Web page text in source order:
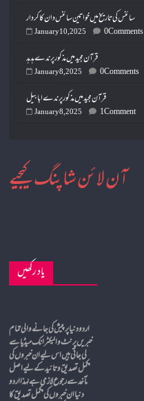
سائنس کی تاریخ میں خواتین سائنس دان کا کردار
January 10, 2025 0 Comments
قرآن مجید میں مذکور پرندے ہدہد
January 8, 2025 0 Comments
قرآن مجید میں مذکور پرندے ابابیل
January 8, 2025 1 Comment
آن لائن شاپنگ کیجیے
یاد رکھیں
اردو دنیا پر پیش کی جانے والی تمام
خبریں پرنٹ و الیکٹرانک میڈیا سے
لی جاتی ہیں اس لیے ان خبروں کی
مکمل تصدیق و تائید کے لیے اصل
مآخد سے رجوع لازمی ہے لہذا اردو
دنیا ان خبروں کی مکمل تصدیق کا